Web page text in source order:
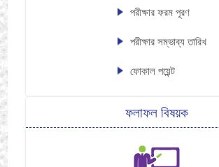
পরীক্ষার ফরম পূরণ
পরীক্ষার সম্ভাব্য তারিখ
ফোকাল পয়েন্ট
ফলাফল বিষয়ক